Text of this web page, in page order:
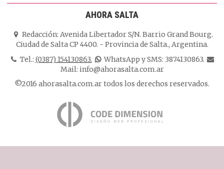
AHORA SALTA
Redacción: Avenida Libertador S/N. Barrio Grand Bourg.
Ciudad de Salta CP 4400. - Provincia de Salta., Argentina.
Tel.: (0387) 154130863.
WhatsApp y SMS: 3874130863.
Mail: info@ahorasalta.com.ar
©2016 ahorasalta.com.ar todos los derechos reservados.